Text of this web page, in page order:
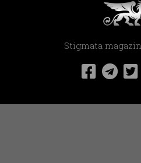
Stigmata